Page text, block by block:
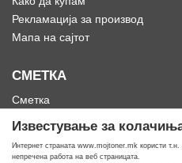
Известување за
Интернет страната www.mojtoner.mk користи
непречена работа на веб страницата.
Рекламација за производ
Мапа на сајтот
СМЕТКА
Сметка
Омилени